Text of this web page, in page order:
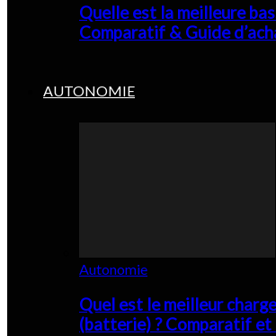
Quelle est la meilleure
Comparatif & Guide
AUTONOMIE
Autonomie
Quel est le meilleur
(batterie) ? Comparatif